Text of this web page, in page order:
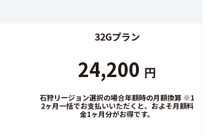
32Gプラン
24,200 円
石狩リージョン選択の場合年額時の月額換算 ※1
2ヶ月一括でお支払いいただくと、およそ月額料
金1ヶ月分がお得です。